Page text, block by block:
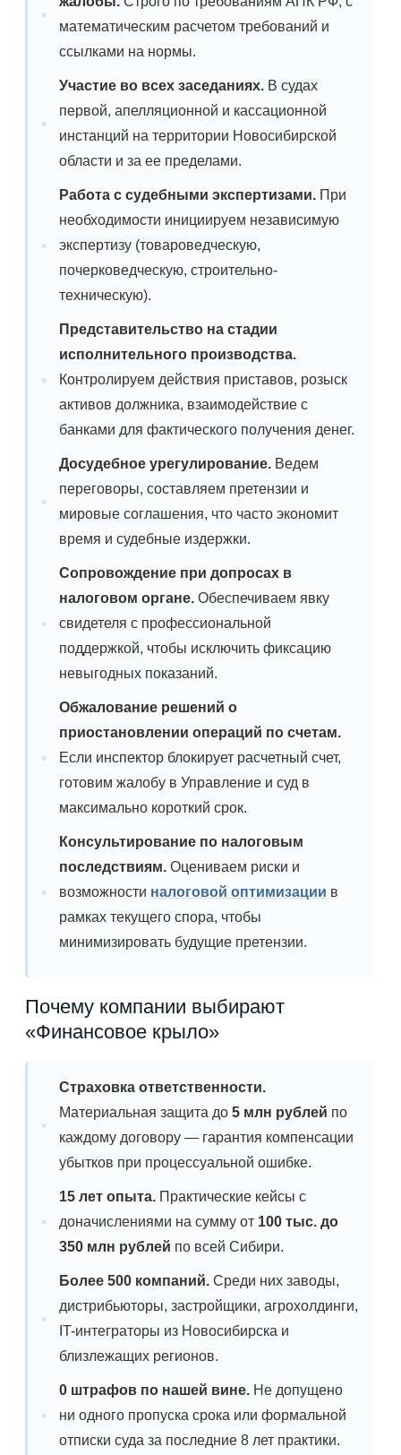
математическим расчетом требований и
ссылками на нормы.
Участие во всех заседаниях. В судах
первой, апелляционной и кассационной
инстанций на территории Новосибирской
области и за ее пределами.
Работа с судебными экспертизами. При
необходимости инициируем независимую
экспертизу (товароведческую,
почерковедческую, строительно-
техническую).
Представительство на стадии
исполнительного производства.
Контролируем действия приставов, розыск
активов должника, взаимодействие с
банками для фактического получения денег.
Досудебное урегулирование. Ведем
переговоры, составляем претензии и
мировые соглашения, что часто экономит
время и судебные издержки.
Сопровождение при допросах в
налоговом органе. Обеспечиваем явку
свидетеля с профессиональной
поддержкой, чтобы исключить фиксацию
невыгодных показаний.
Обжалование решений о
приостановлении операций по счетам.
Если инспектор блокирует расчетный счет,
готовим жалобу в Управление и суд в
максимально короткий срок.
Консультирование по налоговым
последствиям. Оцениваем риски и
возможности налоговой оптимизации в
рамках текущего спора, чтобы
минимизировать будущие претензии.
Почему компании выбирают
«Финансовое крыло»
Страховка ответственности.
Материальная защита до 5 млн рублей по
каждому договору — гарантия компенсации
убытков при процессуальной ошибке.
15 лет опыта. Практические кейсы с
доначислениями на сумму от 100 тыс. до
350 млн рублей по всей Сибири.
Более 500 компаний. Среди них заводы,
дистрибьюторы, застройщики, агрохолдинги,
IT-интеграторы из Новосибирска и
близлежащих регионов.
0 штрафов по нашей вине. Не допущено
ни одного пропуска срока или формальной
отписки суда за последние 8 лет практики.